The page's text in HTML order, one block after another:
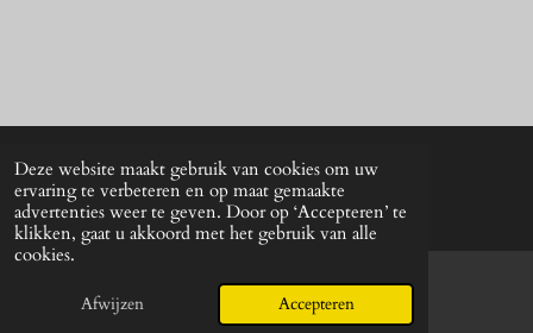
Deze website maakt gebruik van cookies om uw
ervaring te verbeteren en op maat gemaakte
advertenties weer te geven. Door op ‘Accepteren’ te
klikken, gaat u akkoord met het gebruik van alle
cookies.
Afwijzen Accepteren
© 2024 - 2026 UNkunst Music
Powered byJouwWeb
E-mailadres